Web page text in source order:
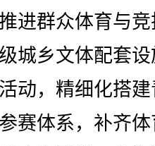
进群众体育与
城乡文体配套
动，精细化搭
赛体系，补齐